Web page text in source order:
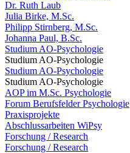
Dr. Ruth Laub
Julia Birke, M.Sc.
Philipp Stirnberg, M.Sc.
Johanna Paul, B.Sc.
Studium AO-Psychologie
Studium AO-Psychologie
Studium AO-Psychologie
Studium AO-Psychologie
AOP im M.Sc. Psychologie
Forum Berufsfelder Psychologie
Praxisprojekte
Abschlussarbeiten WiPsy
Forschung / Research
Forschung / Research